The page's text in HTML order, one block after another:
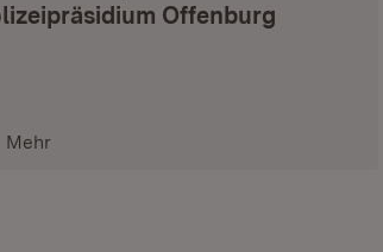
Offenburg
Mehr